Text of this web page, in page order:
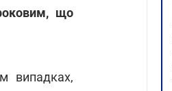
що
випадках,